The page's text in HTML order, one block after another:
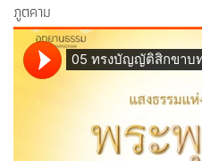
ภูตคาม